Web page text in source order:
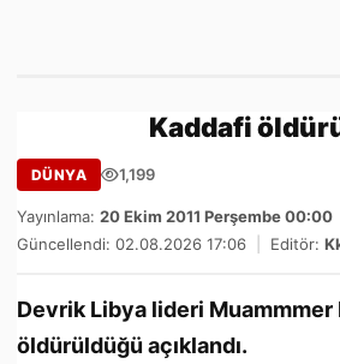
Kaddafi
DÜNYA 1,199
Yayınlama: 20 Ekim 2011 Perşembe 00:00
Güncellendi: 02.08.2026 17:06
Editör:
Devrik Libya lideri Muammmer
öldürüldüğü açıklandı.